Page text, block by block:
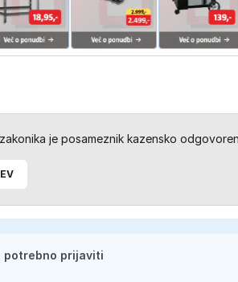
je posameznik kazensko